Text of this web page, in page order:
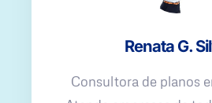
Renata G.
Consultora de planos